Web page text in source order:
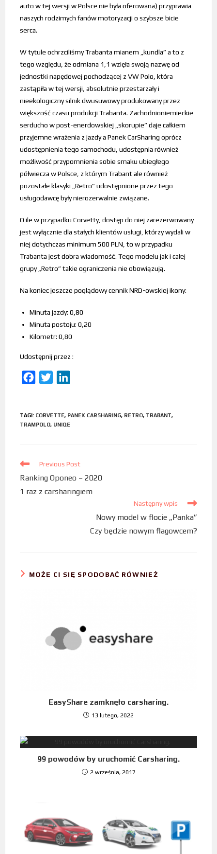
auto w tej wersji w Polsce nie była oferowana) przyprawia
naszych rodzimych fanów motoryzacji o szybsze bicie
serca.
W tytule ochrzciliśmy Trabanta mianem „kundla” a to z
tego względu, że odmiana 1,1 wzięła swoją nazwę od
jednostki napędowej pochodzącej z VW Polo, która
zastąpiła w tej wersji, absolutnie przestarzały i
nieekologiczny silnik dwusuwowy produkowany przez
większość czasu produkcji Trabanta. Zachodnioniemieckie
serducho w post-enerdowskiej „skorupie” daje całkiem
przyjemne wrażenia z jazdy a Panek CarSharing oprócz
udostępnienia tego samochodu, udostępnia również
możliwość przypomnienia sobie smaku ubiegłego
półwiecza w Polsce, z którym Trabant ale również
pozostałe klasyki „Retro” udostępnione przez tego
usługodawcę były nierozerwalnie związane.
O ile w przypadku Corvetty, dostęp do niej zarezerwowany
jest wyłącznie dla stałych klientów usługi, którzy wydali w
niej dotychczas minimum 500 PLN, to w przypadku
Trabanta jest dobra wiadomość. Tego modelu jak i całej
grupy „Retro” takie ograniczenia nie obowiązują.
Na koniec jeszcze poglądowy cennik NRD-owskiej ikony:
Minuta jazdy: 0,80
Minuta postoju: 0,20
Kilometr: 0,80
Udostępnij przez :
e
t
k
TAGI: CORVETTE, PANEK CARSHARING, RETRO, TRABANT,
TRAMPOLO, UNIQE
Previous Post
Ranking Oponeo – 2020
1 raz z carsharingiem
Następny wpis
Nowy model w flocie „Panka”
Czy będzie nowym flagowcem?
MOŻE CI SIĘ SPODOBAĆ RÓWNIEŻ
EasyShare zamknęło carsharing.
13 lutego, 2022
99 powodów by uruchomić Carsharing.
2 września, 2017